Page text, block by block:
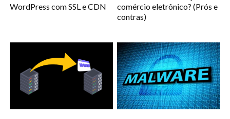
WordPress com SSL e CDN
comércio eletrônico? (Prós e
contras)